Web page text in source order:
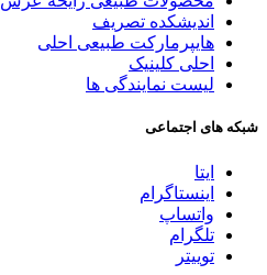
اندیشکده تصریف
هایپرمارکت طبیعی احلی
احلی کلینیک
لیست نمایندگی ها
شبکه های اجتماعی
ایتا
اینستاگرام
واتساپ
تلگرام
توییتر